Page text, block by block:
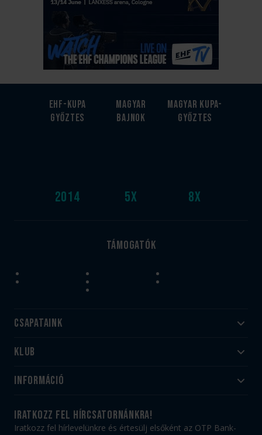
EHF-Kupa
győztes
2014
Magyar
bajnok
5x
Magyar kupa-
győztes
8x
Támogatók
Csapataink
Felnőtt
Utánpótlás
Klub
#HandballFamily
Munkatársaink
Információ
Jegy- és bérletvásárlás
Webshop
iratkozz fel hírcsatornánkra!
Iratkozz fel hírlevelünkre és értesülj elsőként az OTP Bank-